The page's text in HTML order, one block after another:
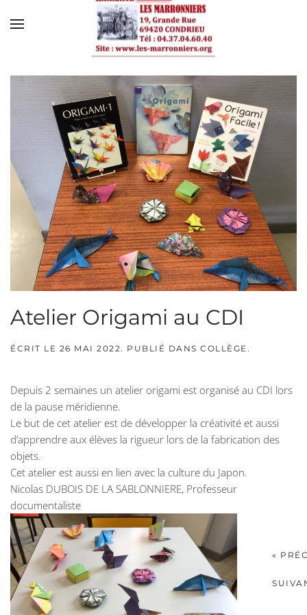
Skip to main content
Atelier Origami au CDI
ÉCRIT LE 26 MAI 2022 . PUBLIÉ DANS COLLÈGE .
Depuis 2 semaines un atelier origami est organisé au CDI lors
de la pause méridienne.
Le but de cet atelier est de développer la créativité et aussi
d’apprendre aux élèves la rigueur lors de la fabrication des
objets.
Cet atelier est aussi en lien avec la culture du Japon.
Nicolas DUBOIS DE LA SABLONNIERE, Professeur
documentaliste
«